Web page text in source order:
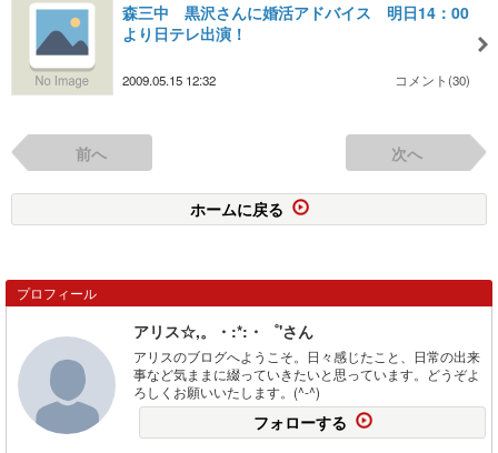
森三中 黒沢さんに婚活アドバイス 明日14：00
より日テレ出演！
2009.05.15 12:32 コメント(30)
前へ 次へ
ホームに戻る
プロフィール
アリス☆,。・:*:・゜'さん
アリスのブログへようこそ。日々感じたこと、日常の出来
事など気ままに綴っていきたいと思っています。どうぞよ
ろしくお願いいたします。(^-^)
フォローする